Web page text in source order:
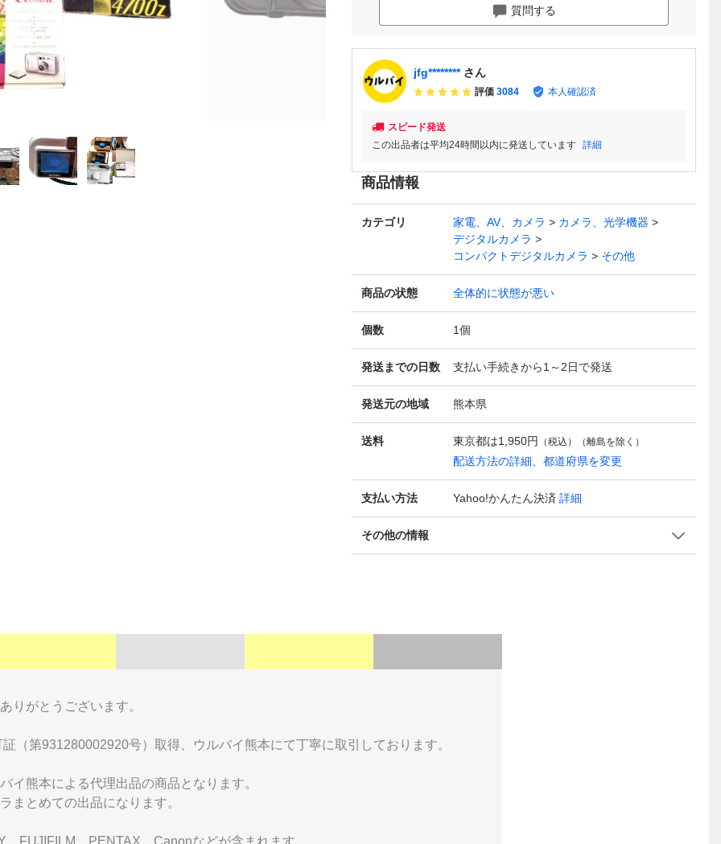
質問する
jfg******** さん
評価 3084 本人確認済
スピード発送
この出品者は平均24時間以内に発送しています 詳細
商品情報
カテゴリ 家電、AV、カメラ
カメラ、光学機器
デジタルカメラ
コンパクトデジタルカメラ
その他
商品の状態 全体的に状態が悪い
個数 1個
発送までの日数 支払い手続きから1～2日で発送
発送元の地域 熊本県
送料 東京都は1,950円 （税込）（離島を除く）
配送方法の詳細、都道府県を変更
支払い方法 Yahoo!かんたん決済 詳細
その他の情報